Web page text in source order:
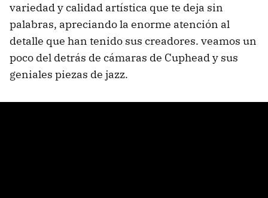
variedad y calidad artística que te deja sin
palabras, apreciando la enorme atención al
detalle que han tenido sus creadores. veamos un
poco del detrás de cámaras de Cuphead y sus
geniales piezas de jazz.